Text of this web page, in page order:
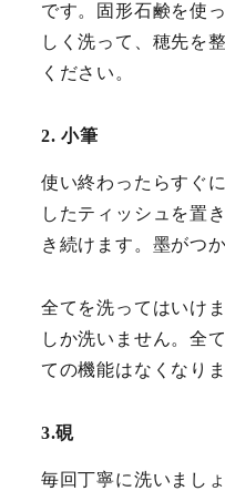
です。固形石鹸を使
しく洗って、穂先を
ください。
2. 小筆
使い終わったらすぐ
したティッシュを置
き続けます。墨がつ
全てを洗ってはいけ
しか洗いません。全
ての機能はなくなりま
3.硯
毎回丁寧に洗いましょ